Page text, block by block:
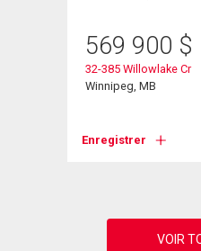
569 900 $
32-385 Willowlake Cr
Winnipeg, MB
Enregistrer